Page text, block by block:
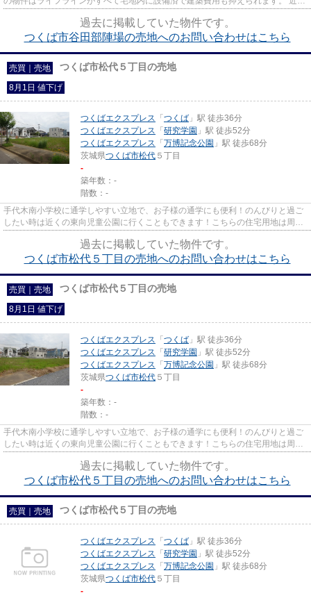
過去に掲載していた物件です。
つくば市谷田部陣場の売地へのお問い合わせはこちら
売買｜売地 つくば市松代５丁目の売地
8月1日 値下げ
つくばエクスプレス 「 つくば 」駅 徒歩36分
つくばエクスプレス 「 研究学園 」駅 徒歩52分
つくばエクスプレス 「 万博記念公園 」駅 徒歩68分
茨城県つくば市松代 ５丁目
-
築年数：-
階数：-
手代木南小学校に通学しやすい立地で、お子様の通学にも便利！のんびりと過ご
したい時は近くの東向児童公園に行くこともできます！こちらの住宅用地は周囲
過去に掲載していた物件です。
つくば市松代５丁目の売地へのお問い合わせはこちら
売買｜売地 つくば市松代５丁目の売地
8月1日 値下げ
つくばエクスプレス 「 つくば 」駅 徒歩36分
つくばエクスプレス 「 研究学園 」駅 徒歩52分
つくばエクスプレス 「 万博記念公園 」駅 徒歩68分
茨城県つくば市松代 ５丁目
-
築年数：-
階数：-
手代木南小学校に通学しやすい立地で、お子様の通学にも便利！のんびりと過ご
したい時は近くの東向児童公園に行くこともできます！こちらの住宅用地は周囲
過去に掲載していた物件です。
つくば市松代５丁目の売地へのお問い合わせはこちら
売買｜売地 つくば市松代５丁目の売地
つくばエクスプレス 「 つくば 」駅 徒歩36分
つくばエクスプレス 「 研究学園 」駅 徒歩52分
つくばエクスプレス 「 万博記念公園 」駅 徒歩68分
茨城県つくば市松代 ５丁目
-